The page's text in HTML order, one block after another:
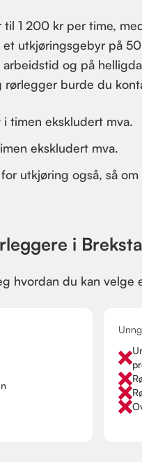
til 1 200 kr per time,
utkjøringsgebyr på
og på
burde du
i timen ekskludert mva.
ekskludert mva.
utkjøring også, så
i
hvordan du kan